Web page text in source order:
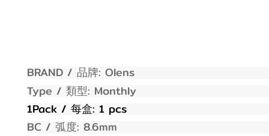
BRAND / 品牌: Olens
Type / 類型: Monthly
1Pack / 每盒: 1 pcs
BC / 弧度: 8.6mm